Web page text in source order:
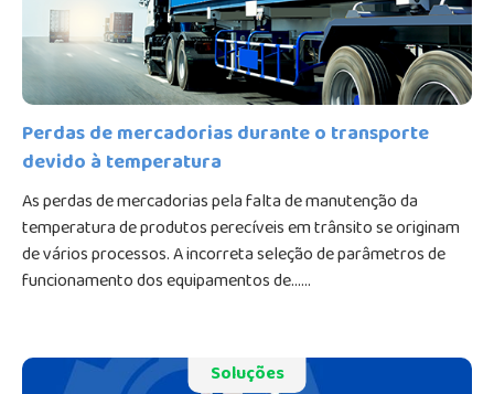
Perdas de mercadorias durante o transporte
devido à temperatura
As perdas de mercadorias pela falta de manutenção da
temperatura de produtos perecíveis em trânsito se originam
de vários processos. A incorreta seleção de parâmetros de
funcionamento dos equipamentos de......
Soluções